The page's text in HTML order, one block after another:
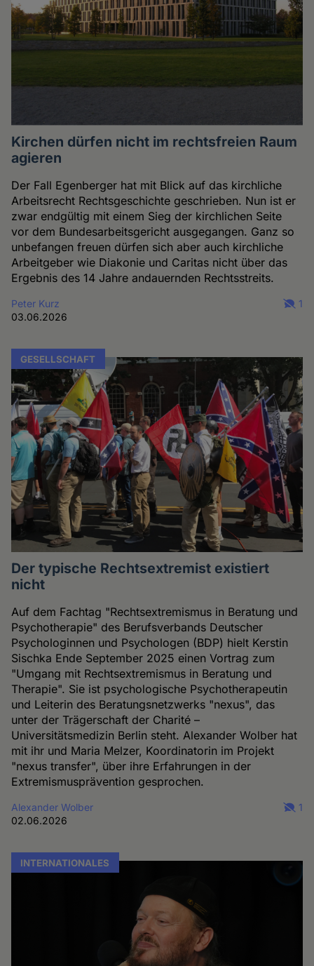
Kirchen dürfen nicht im rechtsfreien Raum
agieren
Der Fall Egenberger hat mit Blick auf das kirchliche
Arbeitsrecht Rechtsgeschichte geschrieben. Nun ist er
zwar endgültig mit einem Sieg der kirchlichen Seite
vor dem Bundesarbeitsgericht ausgegangen. Ganz so
unbefangen freuen dürfen sich aber auch kirchliche
Arbeitgeber wie Diakonie und Caritas nicht über das
Ergebnis des 14 Jahre andauernden Rechtsstreits.
Peter Kurz
03.06.2026
1
GESELLSCHAFT
Der typische Rechtsextremist existiert
nicht
Auf dem Fachtag "Rechtsextremismus in Beratung und
Psychotherapie" des Berufsverbands Deutscher
Psychologinnen und Psychologen (BDP) hielt Kerstin
Sischka Ende September 2025 einen Vortrag zum
"Umgang mit Rechtsextremismus in Beratung und
Therapie". Sie ist psychologische Psychotherapeutin
und Leiterin des Beratungsnetzwerks "nexus", das
unter der Trägerschaft der Charité –
Universitätsmedizin Berlin steht. Alexander Wolber hat
mit ihr und Maria Melzer, Koordinatorin im Projekt
"nexus transfer", über ihre Erfahrungen in der
Extremismusprävention gesprochen.
Alexander Wolber
02.06.2026
1
INTERNATIONALES